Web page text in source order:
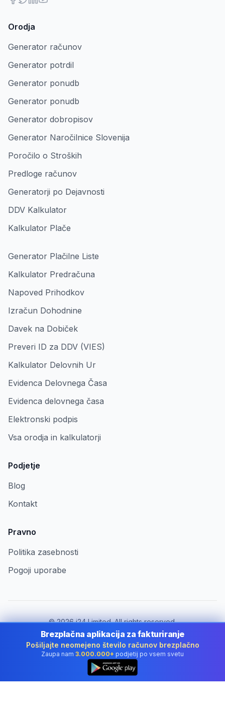
Orodja
Generator računov
Generator potrdil
Generator ponudb
Generator ponudb
Generator dobropisov
Generator Naročilnice Slovenija
Poročilo o Stroških
Predloge računov
Generatorji po Dejavnosti
DDV Kalkulator
Kalkulator Plače
Generator Plačilne Liste
Kalkulator Predračuna
Napoved Prihodkov
Izračun Dohodnine
Davek na Dobiček
Preveri ID za DDV (VIES)
Kalkulator Delovnih Ur
Evidenca Delovnega Časa
Evidenca delovnega časa
Elektronski podpis
Vsa orodja in kalkulatorji
Podjetje
Blog
Kontakt
Pravno
Politika zasebnosti
Pogoji uporabe
©2026i24 Limited. All rights reserved.
Za podjetja v Slovenia
Spremeni državo:
Slovenia
Brezplačna aplikacija za fakturiranje
Pošiljajte neomejeno število računov brezplačno
Zaupa nam 3.000.000+ podjetij po vsem svetu